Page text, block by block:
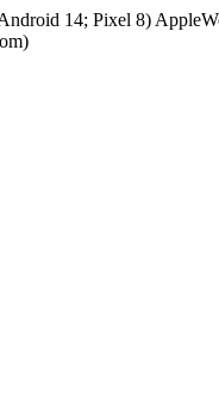
14; Pixel 8)